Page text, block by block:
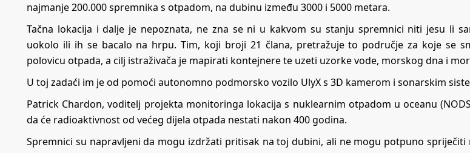
najmanje 200.000 spremnika s otpadom, na dubinu između 3000 i 5000 metara.
Tačna lokacija i dalje je nepoznata, ne zna se ni u kakvom su stanju spremnici niti jesu li
uokolo ili ih se bacalo na hrpu. Tim, koji broji 21 člana, pretražuje to područje za koje se
polovicu otpada, a cilj istraživača je mapirati kontejnere te uzeti uzorke vode, morskog dna i
U toj zadaći im je od pomoći autonomno podmorsko vozilo UlyX s 3D kamerom i sonarskim
Patrick Chardon, voditelj projekta monitoringa lokacija s nuklearnim otpadom u oceanu
da će radioaktivnost od većeg dijela otpada nestati nakon 400 godina.
Spremnici su napravljeni da mogu izdržati pritisak na toj dubini, ali ne mogu potpuno spriječiti